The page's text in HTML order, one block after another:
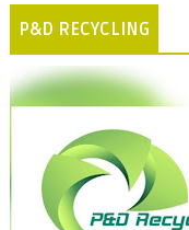
P&D RECYCLING